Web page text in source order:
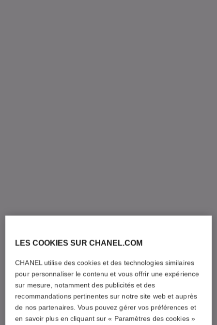
LES COOKIES SUR CHANEL.COM
CHANEL utilise des cookies et des technologies similaires
pour personnaliser le contenu et vous offrir une expérience
sur mesure, notamment des publicités et des
recommandations pertinentes sur notre site web et auprès
de nos partenaires. Vous pouvez gérer vos préférences et
en savoir plus en cliquant sur « Paramètres des cookies »